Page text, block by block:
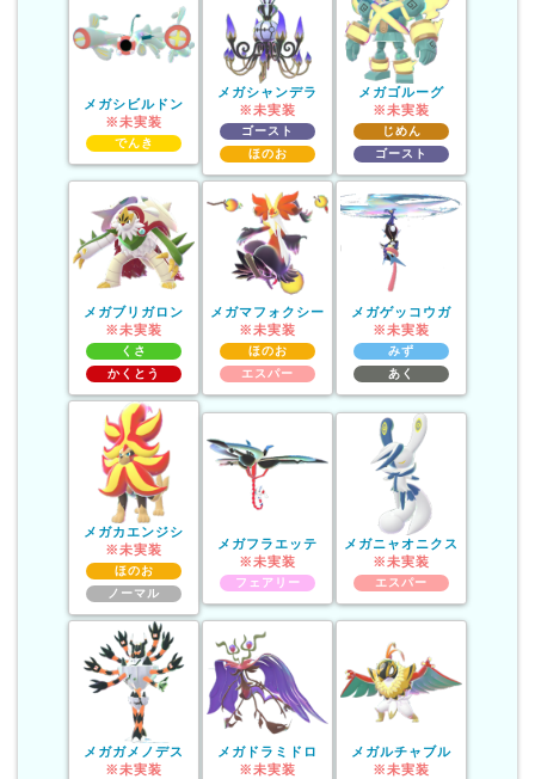
メガシビルドン
※未実装
でんき
メガシャンデラ
※未実装
ゴースト
ほのお
メガゴルーグ
※未実装
じめん
ゴースト
メガブリガロン
※未実装
くさ
かくとう
メガマフォクシー
※未実装
ほのお
エスパー
メガゲッコウガ
※未実装
みず
あく
メガカエンジシ
※未実装
ほのお
ノーマル
メガフラエッテ
※未実装
フェアリー
メガニャオニクス
※未実装
エスパー
メガガメノデス
※未実装
メガドラミドロ
※未実装
メガルチャブル
※未実装